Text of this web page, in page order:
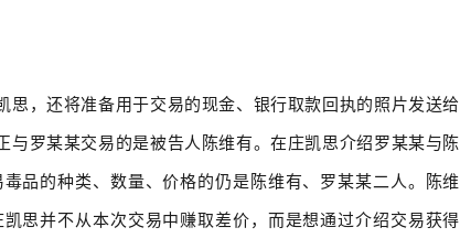
，还将准备用于交易的现金、银行取款回执的照片发送给
罗某某交易的是被告人陈维有。在庄凯思介绍罗某某与陈
品的种类、数量、价格的仍是陈维有、罗某某二人。陈维
思并不从本次交易中赚取差价，而是想通过介绍交易获得